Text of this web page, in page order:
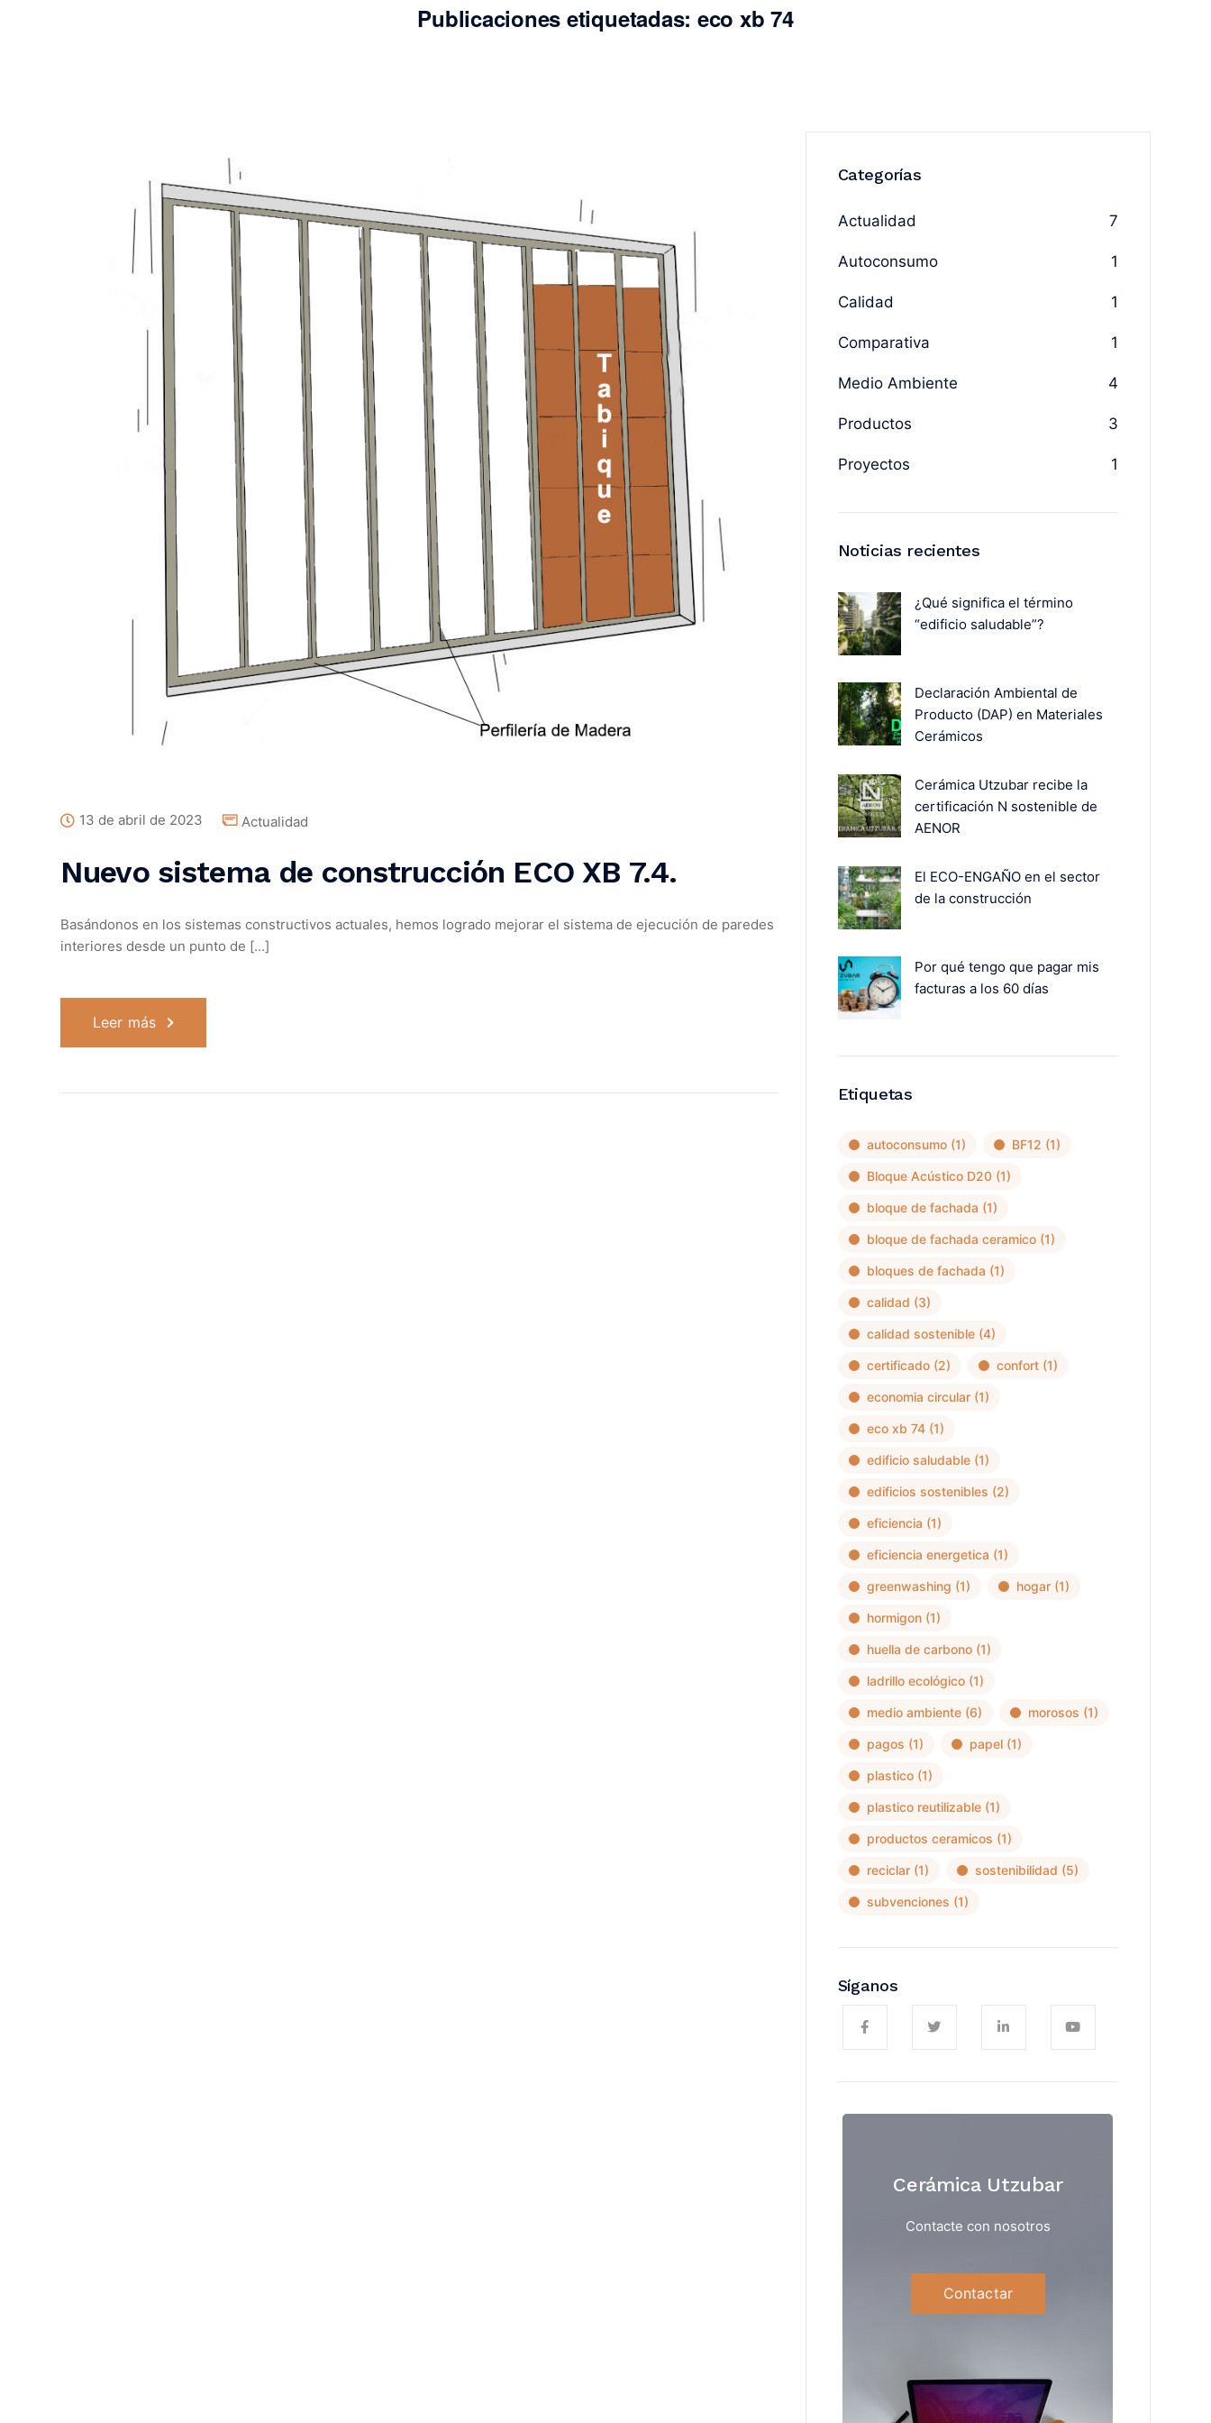
Publicaciones etiquetadas: eco xb 74
13 de abril de 2023 Actualidad
Nuevo sistema de construcción ECO XB 7.4.
Basándonos en los sistemas constructivos actuales, hemos logrado mejorar el sistema de ejecución de paredes
interiores desde un punto de [...]
Leer más
Categorías
Actualidad 7
Autoconsumo 1
Calidad 1
Comparativa 1
Medio Ambiente 4
Productos 3
Proyectos 1
Noticias recientes
¿Qué significa el término
“edificio saludable”?
Declaración Ambiental de
Producto (DAP) en Materiales
Cerámicos
Cerámica Utzubar recibe la
certificación N sostenible de
AENOR
El ECO-ENGAÑO en el sector
de la construcción
Por qué tengo que pagar mis
facturas a los 60 días
Etiquetas
autoconsumo(1) BF12 (1)
Bloque Acústico D20(1)
bloque de fachada (1)
bloque de fachada ceramico(1)
bloques de fachada (1)
calidad (3)
calidad sostenible(4)
certificado(2) confort(1)
economia circular(1)
eco xb 74(1)
edificio saludable(1)
edificios sostenibles (2)
eficiencia (1)
eficiencia energetica (1)
greenwashing (1) hogar(1)
hormigon(1)
huella de carbono(1)
ladrillo ecológico(1)
medio ambiente(6) morosos (1)
pagos (1) papel(1)
plastico(1)
plastico reutilizable(1)
productos ceramicos (1)
reciclar(1) sostenibilidad (5)
subvenciones (1)
Síganos
Cerámica Utzubar
Contacte con nosotros
Contactar